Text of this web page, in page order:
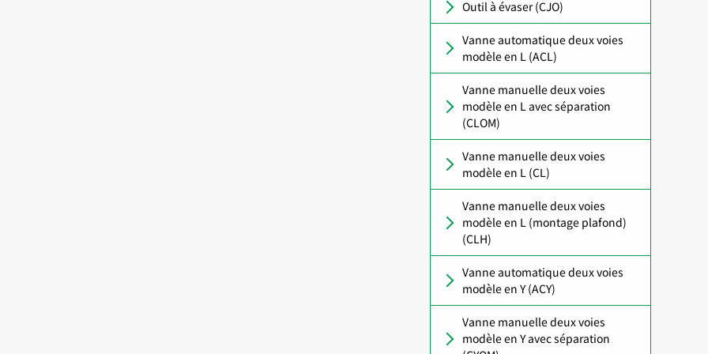
Outil à évaser (CJO)
Vanne automatique deux voies
modèle en L (ACL)
Vanne manuelle deux voies
modèle en L avec séparation
(CLOM)
Vanne manuelle deux voies
modèle en L (CL)
Vanne manuelle deux voies
modèle en L (montage plafond)
(CLH)
Vanne automatique deux voies
modèle en Y (ACY)
Vanne manuelle deux voies
modèle en Y avec séparation